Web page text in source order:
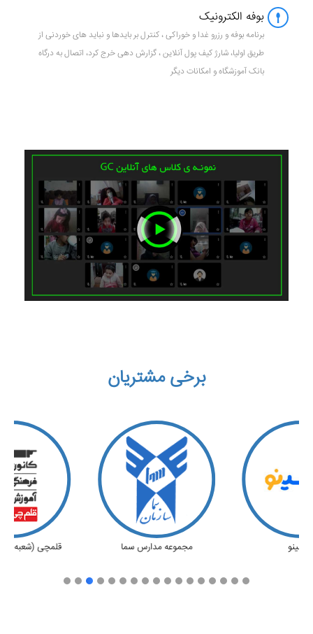
بوفه الکترونیک
برنامه بوفه و رزرو غدا و خوراکی ، کنترل بر بایدها و نباید های خوردنی از
طریق اولیا، شارژ کیف پول آنلاین ، گزارش دهی خرج کرد، اتصال به درگاه
بانک آموزشگاه و امکانات دیگر
برخی مشتریان
مجموعه کلاسینو حلی